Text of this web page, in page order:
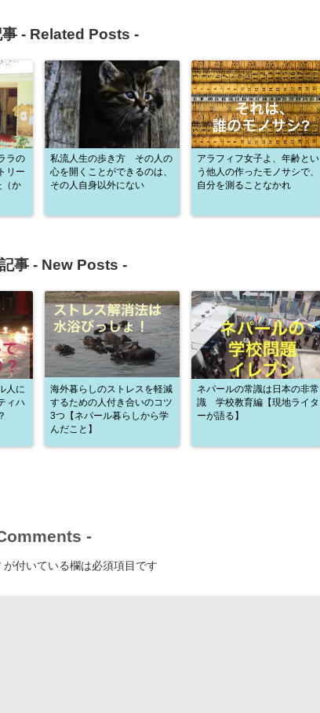
- Related Posts -
ラの
リー
（か
私流人生の歩き方 その人の
心を開くことができるのは、
その人自身以外にない
アラフィフ女子よ、年齢とい
う他人の作ったモノサシで、
自分を測ることなかれ
事 - New Posts -
人に
ィハ
海外暮らしのストレスを軽減
するための人付き合いのコツ
3つ【ネパール暮らしから学
んだこと】
ネパールの常識は日本の非常
識 学校教育編【現地ライタ
ーが語る】
-
が付いている欄は必須項目です